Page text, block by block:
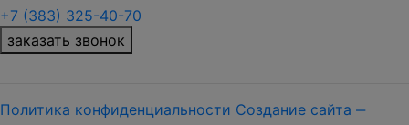
+7 (383) 325-40-70
заказать звонок
Политика конфиденциальности Создание сайта ‒